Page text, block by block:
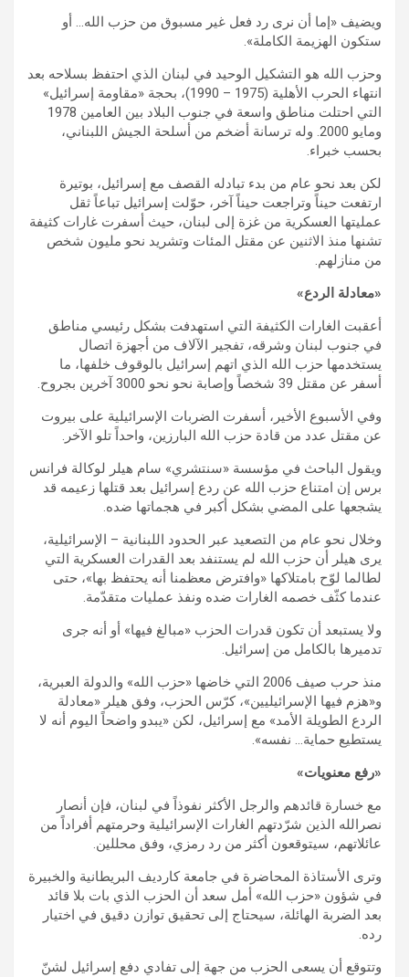
ويضيف «إما أن نرى رد فعل غير مسبوق من حزب الله… أو
ستكون الهزيمة الكاملة».
وحزب الله هو التشكيل الوحيد في لبنان الذي احتفظ بسلاحه بعد
انتهاء الحرب الأهلية (1975 – 1990)، بحجة «مقاومة إسرائيل»
التي احتلت مناطق واسعة في جنوب البلاد بين العامين 1978
ومايو 2000. وله ترسانة أضخم من أسلحة الجيش اللبناني،
بحسب خبراء.
لكن بعد نحو عام من بدء تبادله القصف مع إسرائيل، بوتيرة
ارتفعت حيناً وتراجعت حيناً آخر، حوّلت إسرائيل تباعاً ثقل
عمليتها العسكرية من غزة إلى لبنان، حيث أسفرت غارات كثيفة
تشنها منذ الاثنين عن مقتل المئات وتشريد نحو مليون شخص
من منازلهم.
«معادلة الردع»
أعقبت الغارات الكثيفة التي استهدفت بشكل رئيسي مناطق
في جنوب لبنان وشرقه، تفجير الآلاف من أجهزة اتصال
يستخدمها حزب الله الذي اتهم إسرائيل بالوقوف خلفها، ما
أسفر عن مقتل 39 شخصاً وإصابة نحو نحو 3000 آخرين بجروح.
وفي الأسبوع الأخير، أسفرت الضربات الإسرائيلية على بيروت
عن مقتل عدد من قادة حزب الله البارزين، واحداً تلو الآخر.
ويقول الباحث في مؤسسة «سنتشري» سام هيلر لوكالة فرانس
برس إن امتناع حزب الله عن ردع إسرائيل بعد قتلها زعيمه قد
يشجعها على المضي بشكل أكبر في هجماتها ضده.
وخلال نحو عام من التصعيد عبر الحدود اللبنانية – الإسرائيلية،
يرى هيلر أن حزب الله لم يستنفد بعد القدرات العسكرية التي
لطالما لوّح بامتلاكها «وافترض معظمنا أنه يحتفظ بها»، حتى
عندما كثّف خصمه الغارات ضده ونفذ عمليات متقدّمة.
ولا يستبعد أن تكون قدرات الحزب «مبالغ فيها» أو أنه جرى
تدميرها بالكامل من إسرائيل.
منذ حرب صيف 2006 التي خاضها «حزب الله» والدولة العبرية،
و«هزم فيها الإسرائيليين»، كرّس الحزب، وفق هيلر «معادلة
الردع الطويلة الأمد» مع إسرائيل، لكن «يبدو واضحاً اليوم أنه لا
يستطيع حماية… نفسه».
«رفع معنويات»
مع خسارة قائدهم والرجل الأكثر نفوذاً في لبنان، فإن أنصار
نصرالله الذين شرّدتهم الغارات الإسرائيلية وحرمتهم أفراداً من
عائلاتهم، سيتوقعون أكثر من رد رمزي، وفق محللين.
وترى الأستاذة المحاضرة في جامعة كارديف البريطانية والخبيرة
في شؤون «حزب الله» أمل سعد أن الحزب الذي بات بلا قائد
بعد الضربة الهائلة، سيحتاج إلى تحقيق توازن دقيق في اختيار
رده.
وتتوقع أن يسعى الحزب من جهة إلى تفادي دفع إسرائيل لشنّ